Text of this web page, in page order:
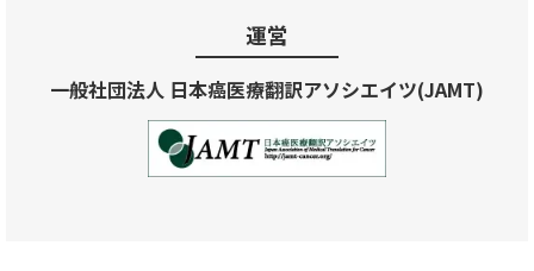
運営
一般社団法人 日本癌医療翻訳アソシエイツ(JAMT)